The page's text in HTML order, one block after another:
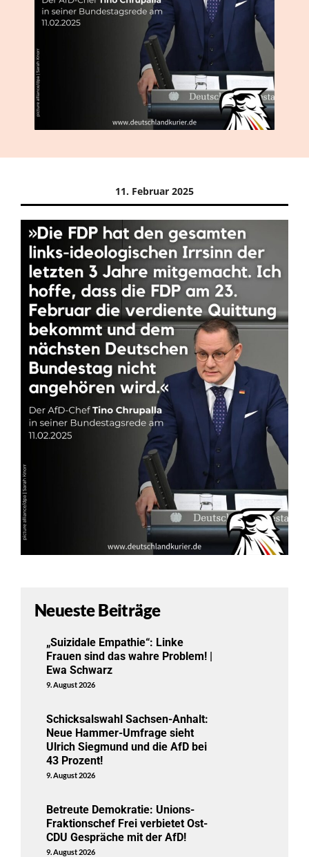
11. Februar 2025
Neueste Beiträge
„Suizidale Empathie“: Linke
Frauen sind das wahre Problem! |
Ewa Schwarz
9. August 2026
Schicksalswahl Sachsen-Anhalt:
Neue Hammer-Umfrage sieht
Ulrich Siegmund und die AfD bei
43 Prozent!
9. August 2026
Betreute Demokratie: Unions-
Fraktionschef Frei verbietet Ost-
CDU Gespräche mit der AfD!
9. August 2026